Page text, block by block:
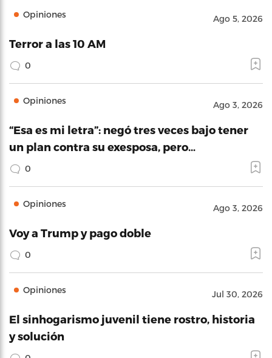
Opiniones Ago 5, 2026
Terror a las 10 AM
0
Opiniones Ago 3, 2026
“Esa es mi letra”: negó tres veces bajo tener
un plan contra su exesposa, pero…
0
Opiniones Ago 3, 2026
Voy a Trump y pago doble
0
Opiniones Jul 30, 2026
El sinhogarismo juvenil tiene rostro, historia
y solución